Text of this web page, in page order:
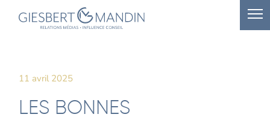
11 avril 2025
LES BONNES